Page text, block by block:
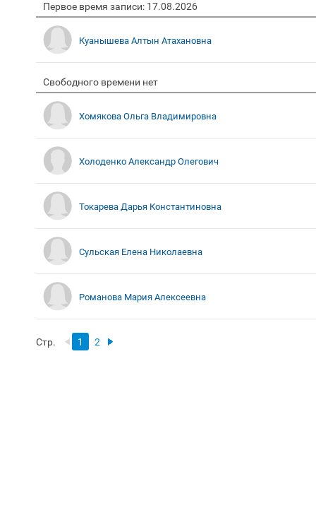
Первое время записи: 17.08.2026
Куанышева Алтын Атахановна
Свободного времени нет
Хомякова Ольга Владимировна
Холоденко Александр Олегович
Токарева Дарья Константиновна
Сульская Елена Николаевна
Романова Мария Алексеевна
Стр. 1 2